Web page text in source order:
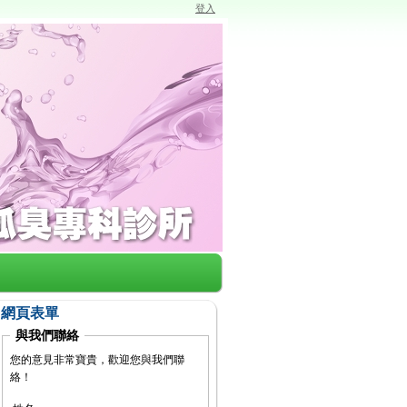
登入
網頁表單
與我們聯絡
您的意見非常寶貴，歡迎您與我們聯
絡！